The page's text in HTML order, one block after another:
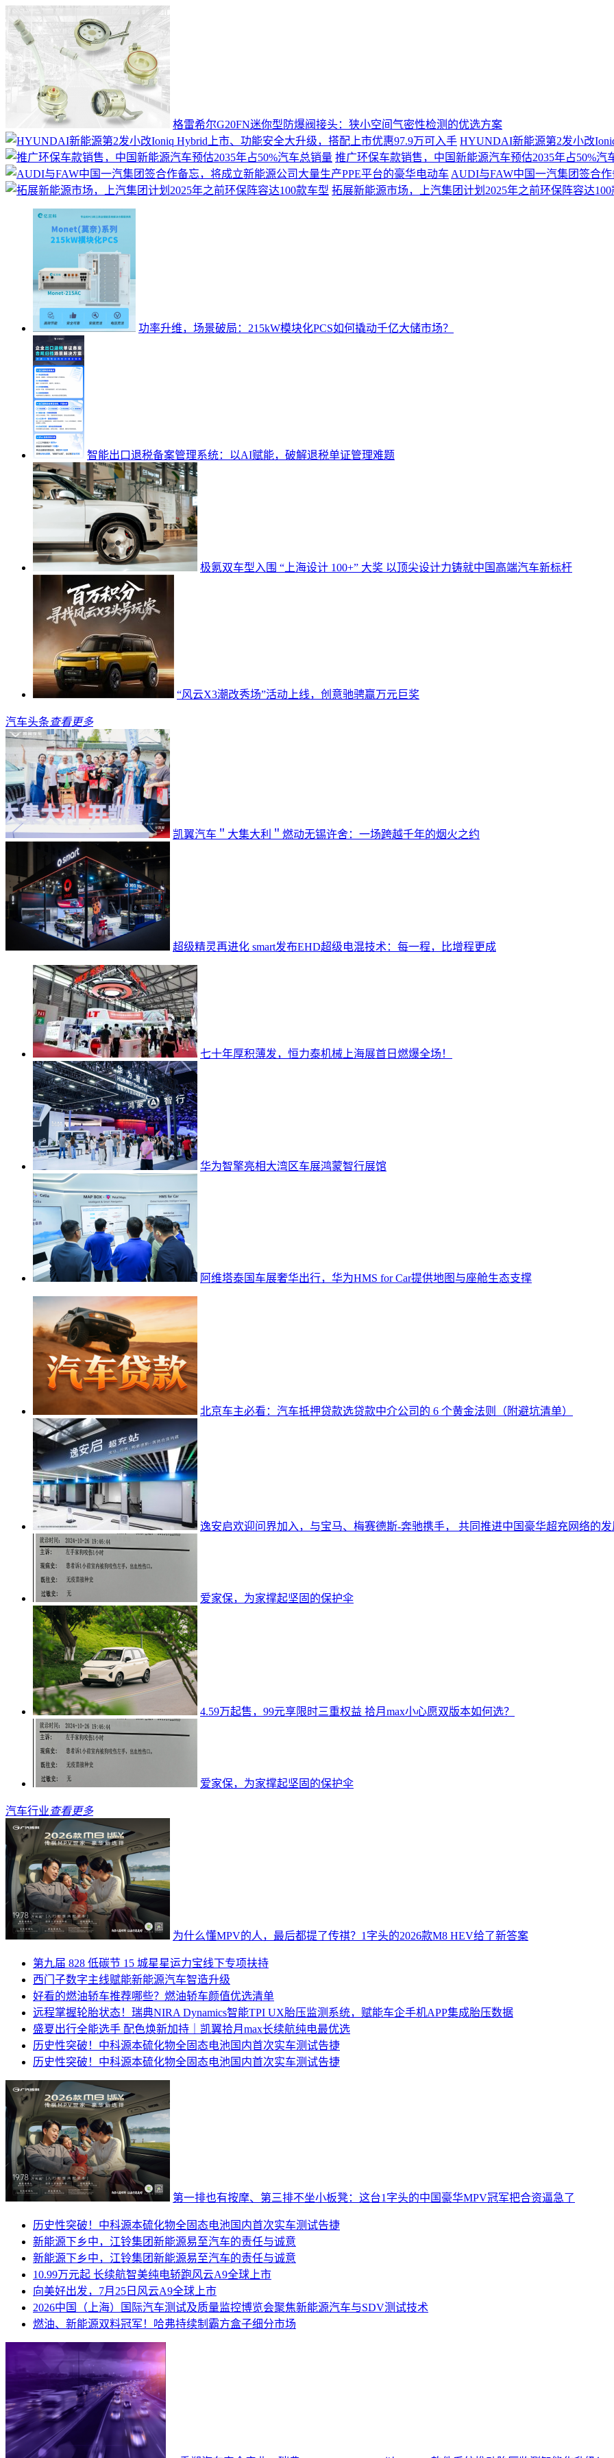
格雷希尔G20FN迷你型防爆阀接头：狭小空间气密性检测的优选方案
HYUNDAI新能源第2发小改
推广环保车款销售，中国新能源汽车预估2035年占50%汽
AUDI与FAW中国一汽集团签合
拓展新能源市场，上汽集团计划2025年之前环保阵容达
功率升维，场景破局：215kW模块化PCS如何撬动千亿大储市场？
智能出口退税备案管理系统：以AI赋能，破解退税单证管理难题
极氪双车型入围 “上海设计 100+” 大奖 以顶尖设计力铸就中国高端汽车新标杆
“风云X3潮改秀场”活动上线，创意驰骋赢万元巨奖
汽车头条查看更多
凯翼汽车＂大集大利＂燃动无锡许舍：一场跨越千年的烟火之约
超级精灵再进化 smart发布EHD超级电混技术：每一程，比增程更成
七十年厚积薄发，恒力泰机械上海展首日燃爆全场！
华为智擎亮相大湾区车展鸿蒙智行展馆
阿维塔泰国车展奢华出行，华为HMS for Car提供地图与座舱生态支撑
北京车主必看：汽车抵押贷款选贷款中介公司的 6 个黄金法则（附避坑清单）
逸安启欢迎问界加入，与宝马、梅赛德斯-奔驰携手， 共同推进中国豪华超充网络的发
爱家保，为家撑起坚固的保护伞
4.59万起售，99元享限时三重权益 拾月max小心愿双版本如何选？
爱家保，为家撑起坚固的保护伞
汽车行业查看更多
为什么懂MPV的人，最后都提了传祺？1字头的2026款M8 HEV给了新答案
第九届 828 低碳节 15 城星星运力宝线下专项扶持
西门子数字主线赋能新能源汽车智造升级
好看的燃油轿车推荐哪些？燃油轿车颜值优选清单
远程掌握轮胎状态！瑞典NIRA Dynamics智能TPI UX胎压监测系统，赋能车企手机APP集成胎压数据
盛夏出行全能选手 配色焕新加持｜凯翼拾月max长续航纯电最优选
历史性突破！中科源本硫化物全固态电池国内首次实车测试告捷
历史性突破！中科源本硫化物全固态电池国内首次实车测试告捷
第一排也有按摩、第三排不坐小板凳：这台1字头的中国豪华MPV冠军把合资逼急了
历史性突破！中科源本硫化物全固态电池国内首次实车测试告捷
新能源下乡中，江铃集团新能源易至汽车的责任与诚意
新能源下乡中，江铃集团新能源易至汽车的责任与诚意
10.99万元起 长续航智美纯电轿跑风云A9全球上市
向美好出发，7月25日风云A9全球上市
2026中国（上海）国际汽车测试及质量监控博览会聚焦新能源汽车与SDV测试技术
燃油、新能源双料冠军！哈弗持续制霸方盒子细分市场